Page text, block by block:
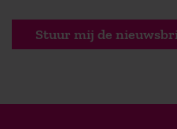
Stuur mij de